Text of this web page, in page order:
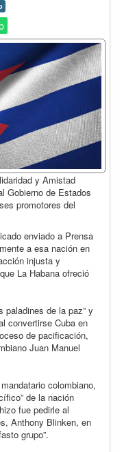
y Amistad
Gobierno de Estados
promotores del
enviado a Prensa
a esa nación en
injusta y
La Habana ofreció
paladines de la paz” y
convertirse Cuba en
de pacificación,
Juan Manuel
colombiano,
de la nación
fue pedirle al
Anthony Blinken, en
grupo”.